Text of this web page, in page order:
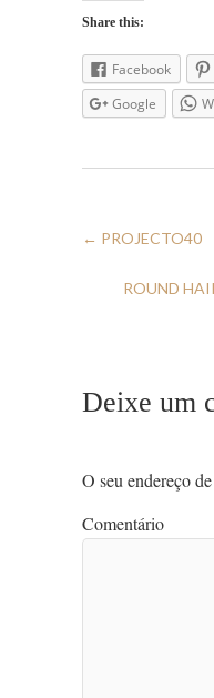
Share this:
Facebook
Google
← PROJECTO40
ROUND
Deixe um
O seu endereço
Comentário